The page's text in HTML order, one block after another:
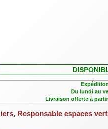
Du lundi au
Livraison offerte à
Responsable espaces